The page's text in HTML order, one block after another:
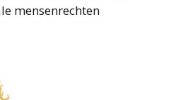
mensenrechten